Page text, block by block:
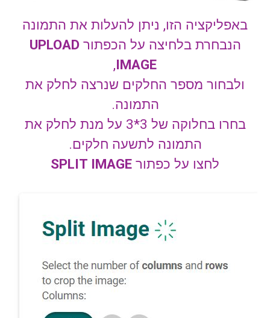
באפליקציה הזו, ניתן להעלות את התמונה
הנבחרת בלחיצה על הכפתורUPLOAD
IMAGE
,
ולבחור מספר החלקים שנרצה לחלק את
התמונה.
בחרו בחלוקה של 3*3 על מנת לחלק את
התמונה לתשעה חלקים.
לחצו על כפתור SPLIT IMAGE